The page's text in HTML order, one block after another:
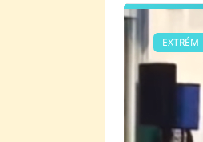
EXTRÉM